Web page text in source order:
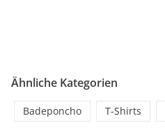
Ähnliche Kategorien
Badeponcho T-Shirts